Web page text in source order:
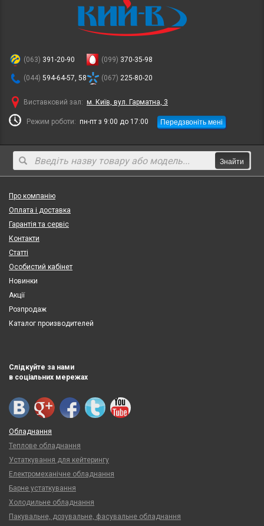
(063) 391-20-90
(044) 594-64-57, 58
(099) 370-35-98
(067) 225-80-20
Виставковий зал: м. Київ, вул. Гарматна, 3
Режим роботи: пн-пт з 9:00 до 17:00 Передзвоніть мені
Знайти
Про компанію
Оплата і доставка
Гарантія та сервіс
Контакти
Статті
Особистий кабінет
Новинки
Акції
Розпродаж
Каталог производителей
Слідкуйте за нами
в соціальних мережах
Обладнання
Теплове обладнання
Устаткування для кейтерингу
Електромеханічне обладнання
Барне устаткування
Холодильне обладнання
Пакувальне, дозувальне, фасувальне обладнання